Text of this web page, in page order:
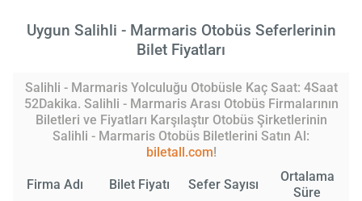
Uygun Salihli - Marmaris Otobüs Seferlerinin
Bilet Fiyatları
Salihli - Marmaris Yolculuğu Otobüsle Kaç Saat: 4Saat
52Dakika. Salihli - Marmaris Arası Otobüs Firmalarının
Biletleri ve Fiyatları Karşılaştır Otobüs Şirketlerinin
Salihli - Marmaris Otobüs Biletlerini Satın Al:
biletall.com!
Firma Adı Bilet Fiyatı Sefer Sayısı
Ortalama
Süre